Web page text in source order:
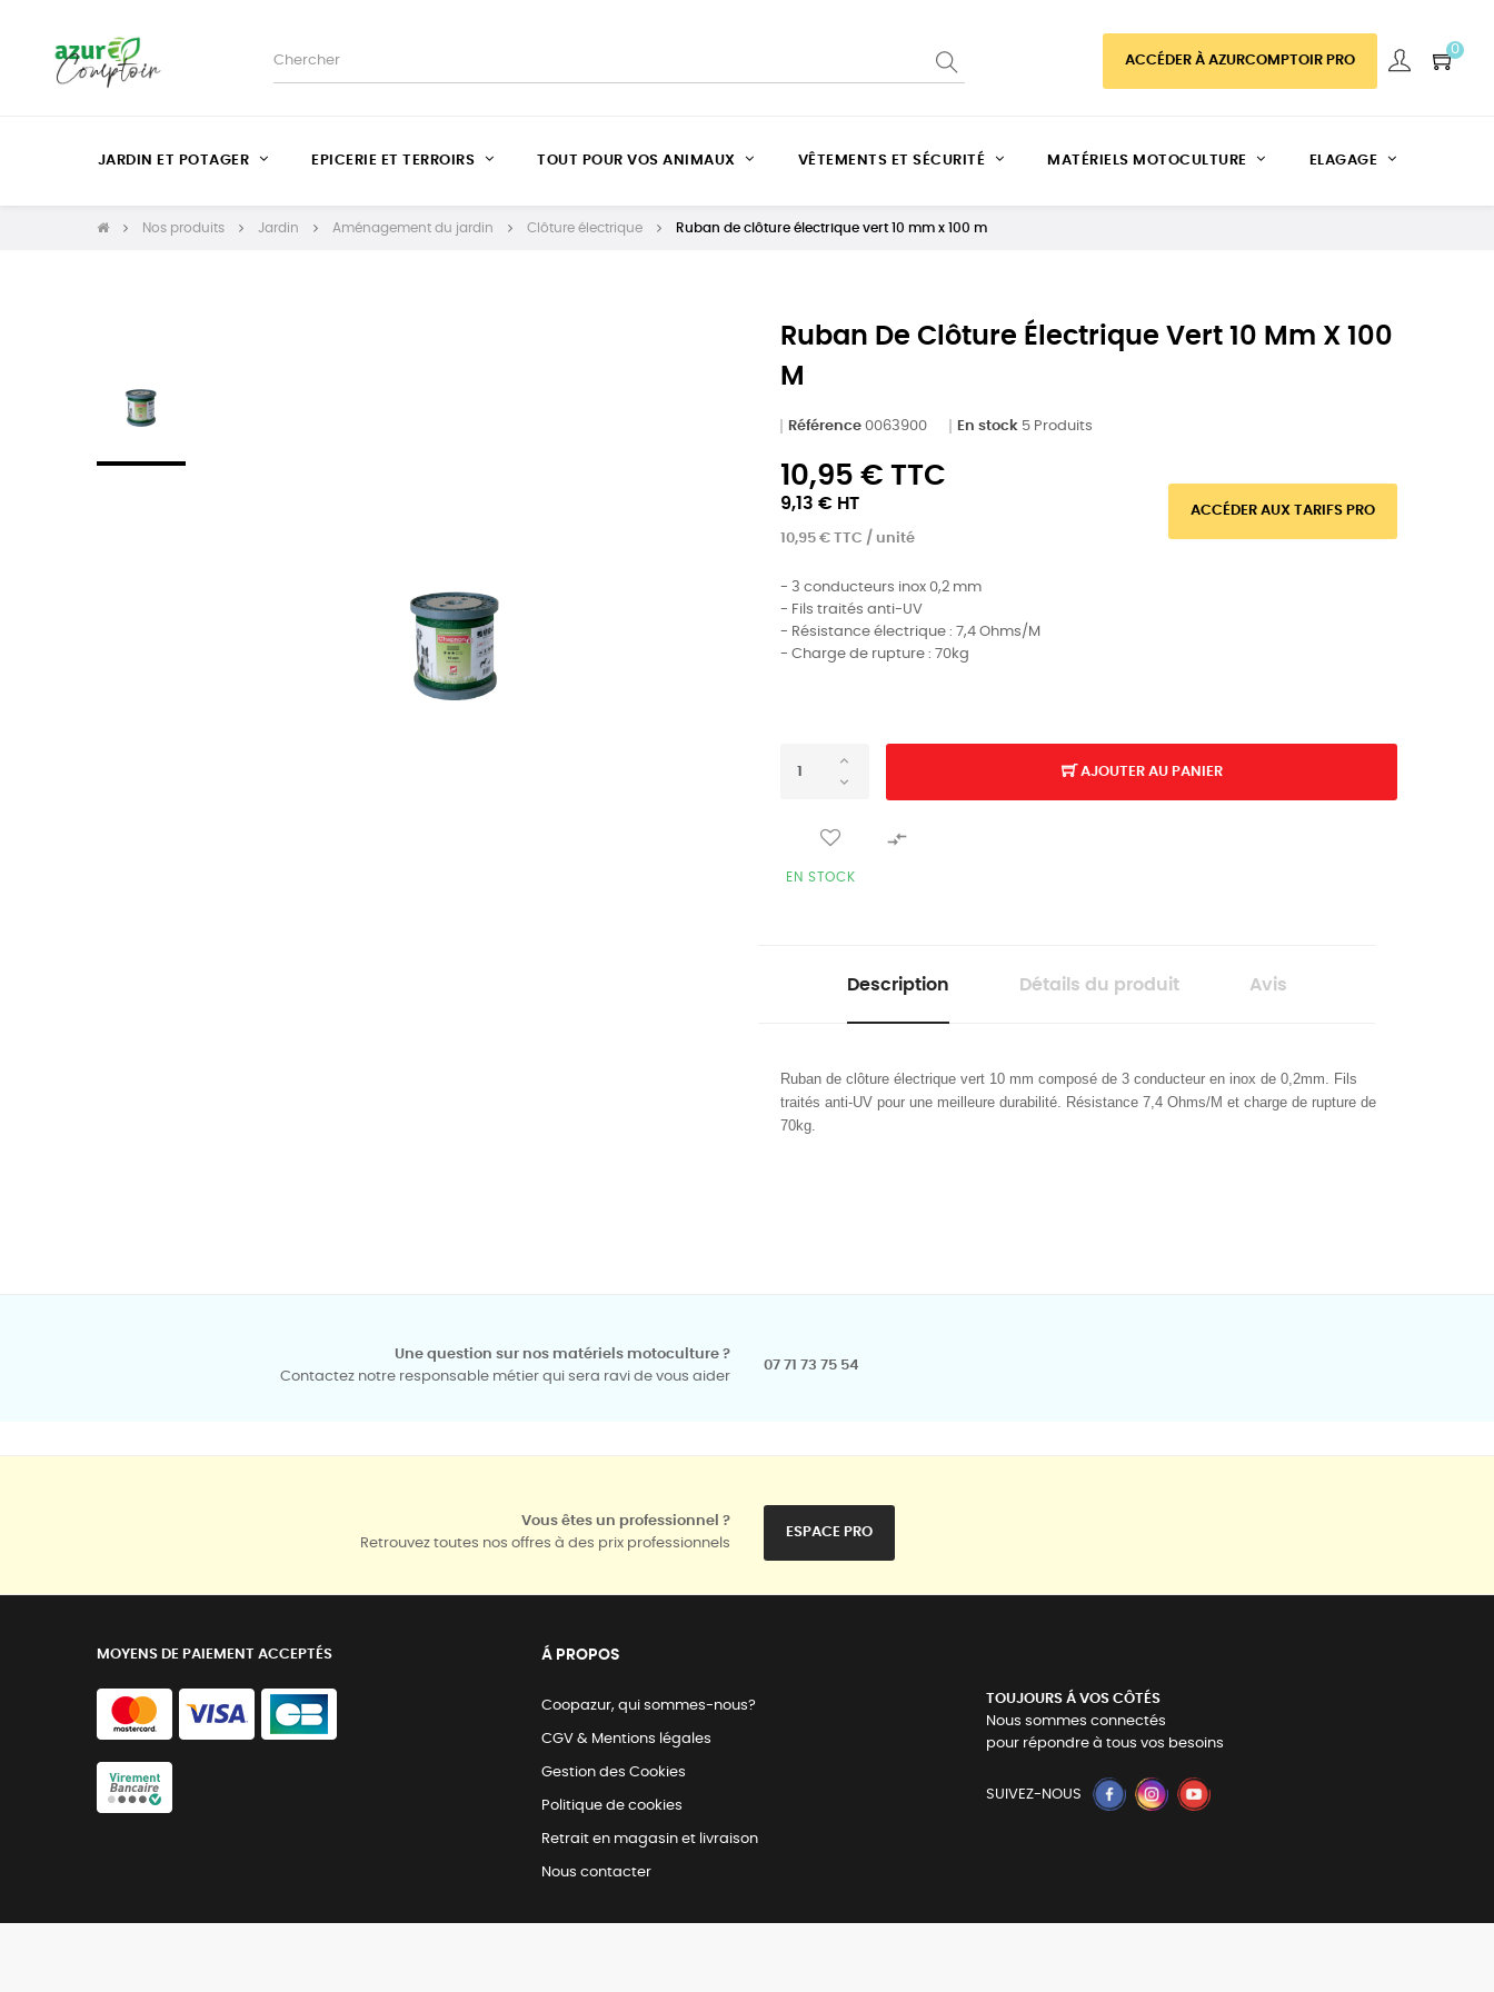
ACCÉDER À AZURCOMPTOIR PRO
0
JARDIN ET POTAGER EPICERIE ET TERROIRS TOUT POUR VOS ANIMAUX VÊTEMENTS ET SÉCURITÉ MATÉRIELS MOTOCULTURE ELAGAGE
Nos produits Jardin Aménagement du jardin Clôture électrique Ruban de clôture électrique vert 10 mm x 100 m
Ruban De Clôture Électrique Vert 10 Mm X 100
M
Référence 0063900 En stock 5 Produits
10,95 € TTC
9,13 € HT
10,95 € TTC / unité
ACCÉDER AUX TARIFS PRO
- 3 conducteurs inox 0,2 mm
- Fils traités anti-UV
- Résistance électrique : 7,4 Ohms/M
- Charge de rupture : 70kg
AJOUTER AU PANIER

EN STOCK
Description Détails du produit Avis
Ruban de clôture électrique vert 10 mm composé de 3 conducteur en inox de 0,2mm. Fils
traités anti-UV pour une meilleure durabilité. Résistance 7,4 Ohms/M et charge de rupture de
70kg.
Une question sur nos matériels motoculture ?
Contactez notre responsable métier qui sera ravi de vous aider
07 71 73 75 54
Vous êtes un professionnel ?
Retrouvez toutes nos offres à des prix professionnels
ESPACE PRO
MOYENS DE PAIEMENT ACCEPTÉS Á PROPOS
Coopazur, qui sommes-nous?
CGV & Mentions légales
Gestion des Cookies
Politique de cookies
Retrait en magasin et livraison
Nous contacter
TOUJOURS Á VOS CÔTÉS
Nous sommes connectés
pour répondre à tous vos besoins
SUIVEZ-NOUS